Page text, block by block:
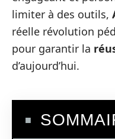
limiter à des outils,
réelle révolution
pour garantir la
d’aujourd’hui.